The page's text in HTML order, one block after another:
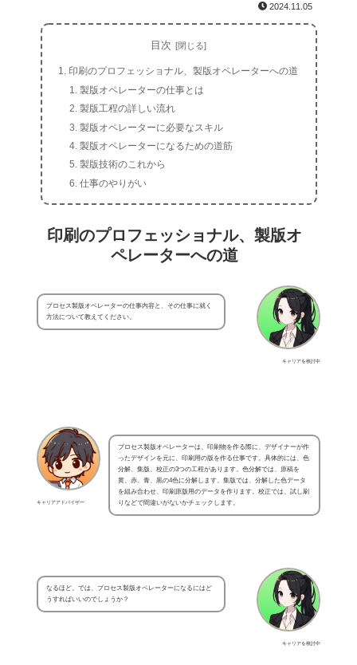
2024.11.05
目次
印刷のプロフェッショナル、製版オペレーターへの道
製版オペレーターの仕事とは
製版工程の詳しい流れ
製版オペレーターに必要なスキル
製版オペレーターになるための道筋
製版技術のこれから
仕事のやりがい
印刷のプロフェッショナル、製版オ
ペレーターへの道
キャリアを検討中
プロセス製版オペレーターの仕事内容と、その仕事に就く
方法について教えてください。
キャリアアドバイザー
プロセス製版オペレーターは、印刷物を作る際に、デザイナーが作
ったデザインを元に、印刷用の版を作る仕事です。具体的には、色
分解、集版、校正の3つの工程があります。色分解では、原稿を
黄、赤、青、黒の4色に分解します。集版では、分解した色データ
を組み合わせ、印刷原版用のデータを作ります。校正では、試し刷
りなどで間違いがないかチェックします。
キャリアを検討中
なるほど。では、プロセス製版オペレーターになるにはど
うすればいいのでしょうか？